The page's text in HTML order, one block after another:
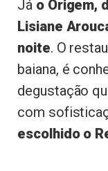
Já o Origem,
Lisiane
noite. O
baiana, é
degustação
com
escolhido o